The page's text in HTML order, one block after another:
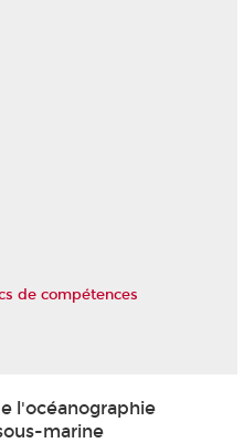
de compétences
l'océanographie
marine